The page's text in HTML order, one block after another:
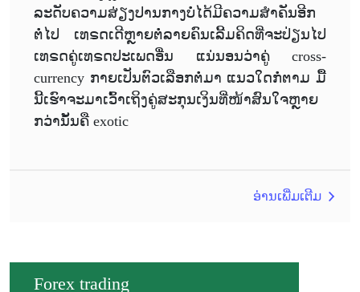
ລະດັບຄວາມສ່ຽງປານກາງບໍ່ໄດ້ມີຄວາມສຳຄັນອີກ
ຕໍ່ໄປ ເທຣດເດີຫຼາຍຕໍ່ລາຍຄົນເລີ້ມຄິດທີ່ຈະປ່ຽນໄປ
ເທຣດຄູ່ເທຣດປະເພດອື່ນ ແນ່ນອນວ່າຄູ່ cross-
currency ກາຍເປັນຕົວເລືອກຕໍ່ມາ ແນວໃດກໍ່ຕາມ ມື້
ນີ້ເຮົາຈະມາເວົ້າເຖິງຄູ່ສະກຸນເງິນທີ່ໜ້າສົນໃຈຫຼາຍ
ກວ່ານັ້ນຄື exotic
ອ່ານເພີ່ມເຕີມ
Forex trading